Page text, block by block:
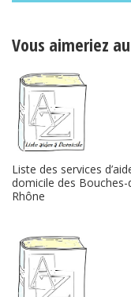
Vous aimeriez
Liste des services
domicile des Bouches-
Rhône